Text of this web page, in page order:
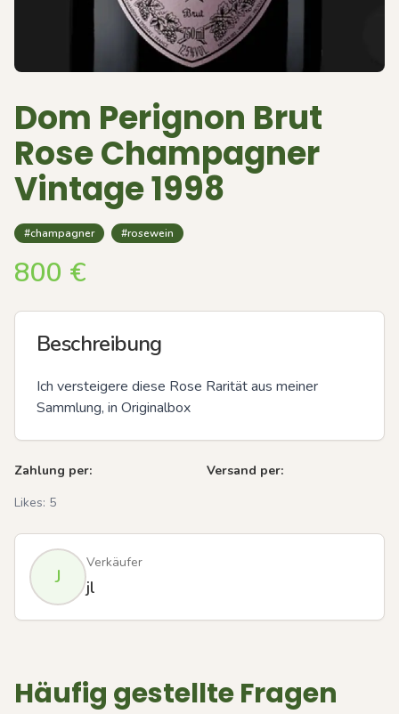
Dom Perignon Brut
Rose Champagner
Vintage 1998
#champagner #rosewein
800 €
Beschreibung
Ich versteigere diese Rose Rarität aus meiner
Sammlung, in Originalbox
Zahlung per:
Versand per:
Likes: 5
J
Verkäufer
jl
Häufig gestellte Fragen